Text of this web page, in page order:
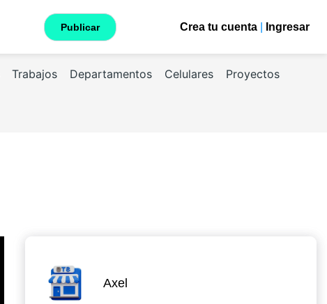
Publicar Crea tu cuenta| Ingresar
Trabajos Departamentos Celulares Proyectos
Axel